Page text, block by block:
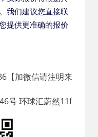
我们建议您直接联
提供更准确的报价
【加微信请注明来
号 环球汇蔚然11f